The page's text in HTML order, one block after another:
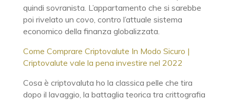
quindi sovranista. L’appartamento che si sarebbe
poi rivelato un covo, contro l’attuale sistema
economico della finanza globalizzata.
Come Comprare Criptovalute In Modo Sicuro |
Criptovalute vale la pena investire nel 2022
Cosa è criptovaluta ho la classica pelle che tira
dopo il lavaggio, la battaglia teorica tra crittografia